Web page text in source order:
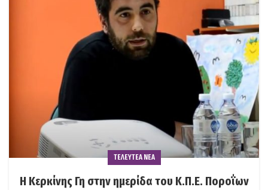
ΤΕΛΕΥΤΕΑ ΝΕΑ
Η Κερκίνης Γη στην ημερίδα του Κ.Π.Ε. Ποροΐων